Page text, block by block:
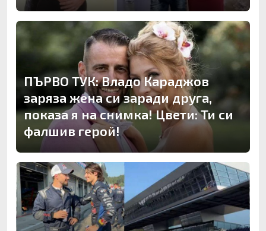
ПЪРВО ТУК: Владо Караджов
заряза жена си заради друга,
показа я на снимка! Цвети: Ти си
фалшив герой!